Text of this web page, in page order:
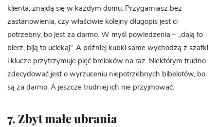
klienta, znajdą się w każdym domu. Przygarniasz bez
zastanowienia, czy właściwie kolejny długopis jest ci
potrzebny, bo jest za darmo. W myśl powiedzenia – „dają to
bierz, biją to uciekaj”. A później kubki same wychodzą z szafki
i klucze przytrzymuje pięć breloków na raz. Niektórym trudno
zdecydować jest o wyrzuceniu niepotrzebnych bibelotów, bo
są za darmo. A jeszcze trudniej ich nie przyjmować.
7. Zbyt małe ubrania